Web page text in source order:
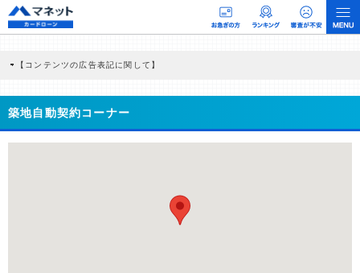
【コンテンツの広告表記に関して】
商品を根拠なくPRするものではなく、当編集部の調査／ユーザーへの口コミ収集な
どに基づき、公平性を担保した情報提供を行っています。
>提携企業一覧
築地自動契約コーナー